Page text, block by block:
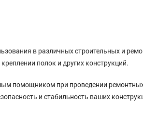
в различных строительных и
полок и других конструкций.
помощником при проведении
и стабильность ваших